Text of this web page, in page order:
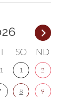
SO ND
1 2
8 9